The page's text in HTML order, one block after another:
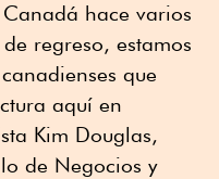
hace varios
regreso, estamos
que
aquí en
Kim Douglas,
de Negocios y